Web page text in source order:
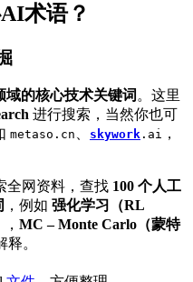
术语？
域的核心技术关键词 。这里
进行搜索，当然你也可
metaso.cn skywork .ai ，
全网资料，查找 100 个人工
，例如 强化学习（RL
， MC – Monte Carlo（蒙特
。